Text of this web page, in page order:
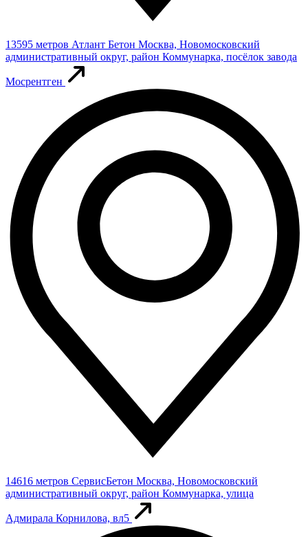
13595 метров Атлант Бетон Москва, Новомосковский
административный округ, район Коммунарка, посёлок завода
Мосрентген
14616 метров СервисБетон Москва, Новомосковский
административный округ, район Коммунарка, улица
Адмирала Корнилова, вл5